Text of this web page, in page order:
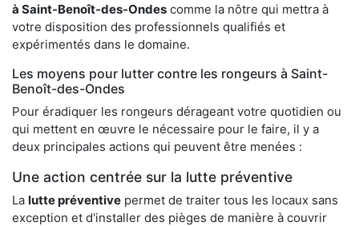
à Saint-Benoît-des-Ondes comme la nôtre qui mettra à
votre disposition des professionnels qualifiés et
expérimentés dans le domaine.
Les moyens pour lutter contre les rongeurs à Saint-
Benoît-des-Ondes
Pour éradiquer les rongeurs dérageant votre quotidien ou
qui mettent en œuvre le nécessaire pour le faire, il y a
deux principales actions qui peuvent être menées :
Une action centrée sur la lutte préventive
La lutte préventive permet de traiter tous les locaux sans
exception et d'installer des pièges de manière à couvrir